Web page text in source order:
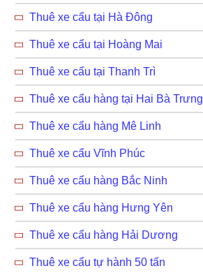
Thuê xe cẩu tại Hà Đông
Thuê xe cẩu tại Hoàng Mai
Thuê xe cẩu tại Thanh Trì
Thuê xe cẩu hàng tại Hai Bà Trưng
Thuê xe cẩu hàng Mê Linh
Thuê xe cẩu Vĩnh Phúc
Thuê xe cẩu hàng Bắc Ninh
Thuê xe cẩu hàng Hưng Yên
Thuê xe cẩu hàng Hải Dương
Thuê xe cẩu tự hành 50 tấn